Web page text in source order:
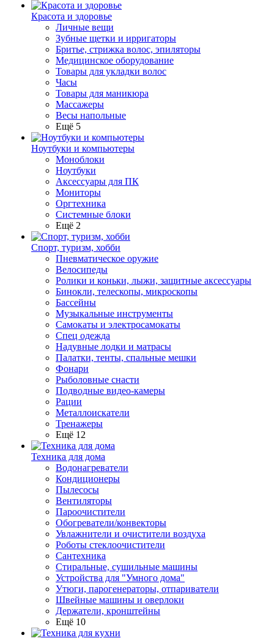
Красота и здоровье
Личные вещи
Зубные щетки и ирригаторы
Бритье, стрижка волос, эпиляторы
Медицинское оборудование
Товары для укладки волос
Часы
Товары для маникюра
Массажеры
Весы напольные
Ещё 5
Ноутбуки и компьютеры
Моноблоки
Ноутбуки
Аксессуары для ПК
Мониторы
Оргтехника
Системные блоки
Ещё 2
Спорт, туризм, хобби
Пневматическое оружие
Велосипеды
Ролики и коньки, лыжи, защитные аксессуары
Бинокли, телескопы, микроскопы
Бассейны
Музыкальные инструменты
Самокаты и электросамокаты
Спец одежда
Надувные лодки и матрасы
Палатки, тенты, спальные мешки
Фонари
Рыболовные снасти
Подводные видео-камеры
Рации
Металлоискатели
Тренажеры
Ещё 12
Техника для дома
Водонагреватели
Кондиционеры
Пылесосы
Вентиляторы
Пароочистители
Обогреватели/конвекторы
Увлажнители и очистители воздуха
Роботы стеклоочистители
Сантехника
Стиральные, сушильные машины
Устройства для "Умного дома"
Утюги, парогенераторы, отпариватели
Швейные машины и оверлоки
Держатели, кронштейны
Ещё 10